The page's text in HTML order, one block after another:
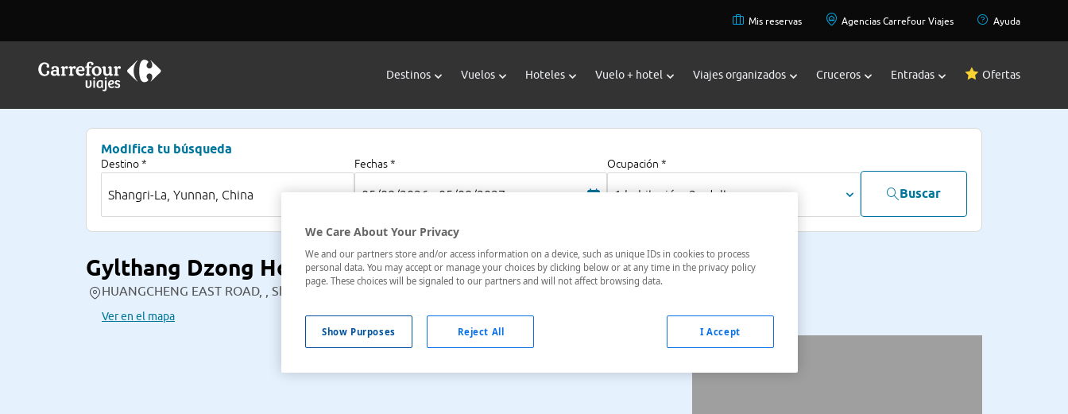
Mis reservas Agencias Carrefour Viajes Ayuda
Destinos Vuelos Hoteles Vuelo + hotel Viajes organizados Cruceros Entradas Ofertas
Modifica tu búsqueda
Destino * Fechas *
05/08/2026 - 05/08/2027
Ocupación *
1 habitación, 2 adultos Buscar
Gylthang Dzong Hotel
HUANGCHENG EAST ROAD, , Shangri-La, Yunnan, China
Ver en el mapa
We Care About Your Privacy
We and our partners store and/or access information on a device, such as unique IDs in cookies to process
personal data. You may accept or manage your choices by clicking below or at any time in the privacy policy
page. These choices will be signaled to our partners and will not affect browsing data.
Show Purposes Reject All I Accept